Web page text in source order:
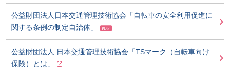
公益財団法人日本交通管理技術協会「自転車の安全利用促進に
関する条例の制定自治体」
公益財団法人 日本交通管理技術協会「TSマーク（自転車向け
保険）とは」